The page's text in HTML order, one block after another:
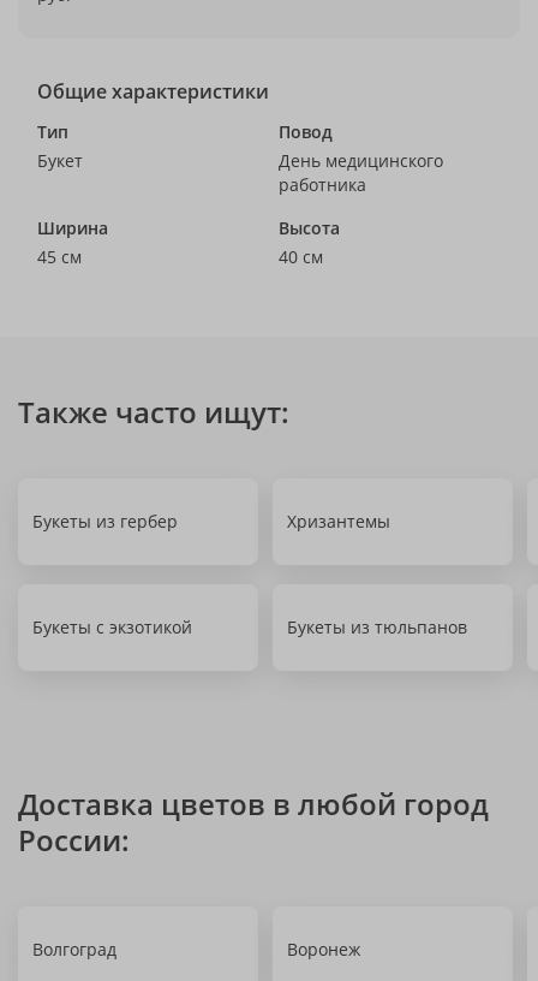
Общие характеристики
Тип
Букет
Повод
День медицинского
работника
Ширина
45 см
Высота
40 см
Также часто ищут:
Букеты из гербер Хризантемы
Букеты с экзотикой Букеты из тюльпанов
Доставка цветов в любой город
России:
Волгоград Воронеж